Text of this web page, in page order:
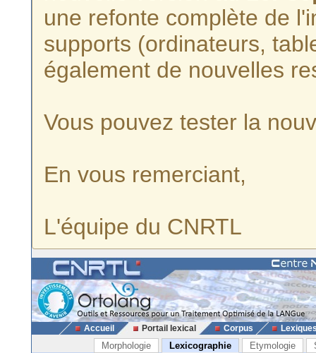
une refonte complète de
supports (ordinateurs,
également de nouvelles
Vous pouvez tester la
En vous remerciant,
L'équipe du CNRTL
Accueil Portail lexical Corpus
Morphologie Lexicographie Etymologie